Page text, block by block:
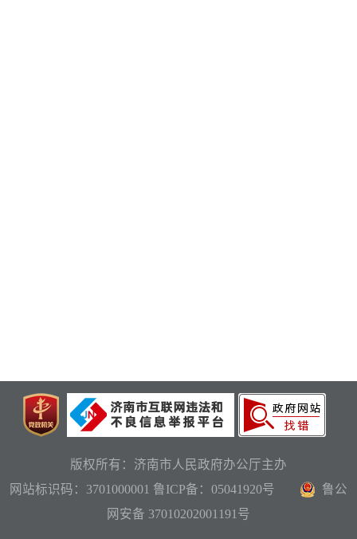
版权所有：济南市人民政府办公厅主办
网站标识码：3701000001 鲁ICP备：05041920号
鲁公
网安备 37010202001191号